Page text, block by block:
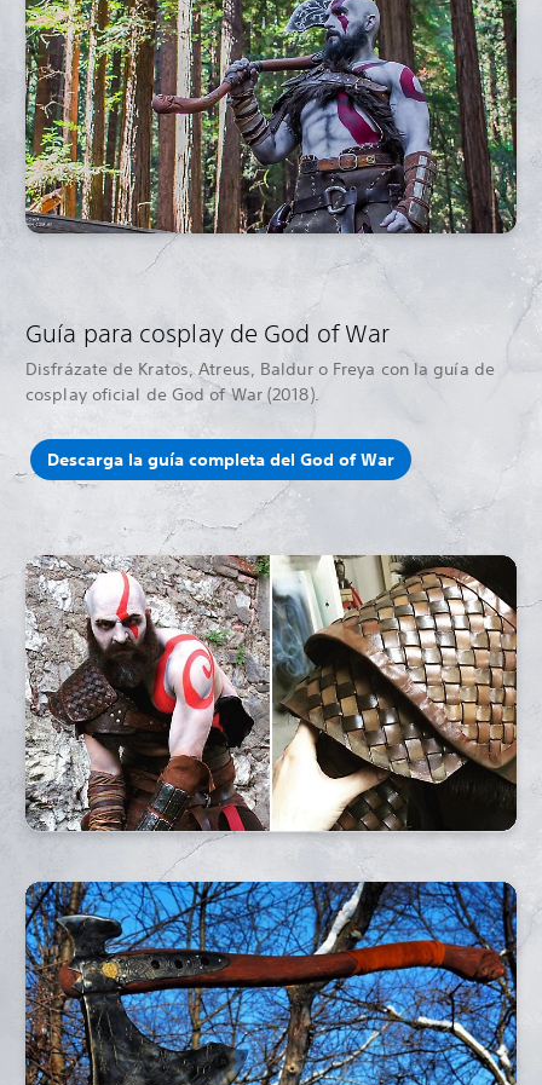
Guía para cosplay de God of War
Disfrázate de Kratos, Atreus, Baldur o Freya con la guía de
cosplay oficial de God of War (2018).
Descarga la guía completa del God of War